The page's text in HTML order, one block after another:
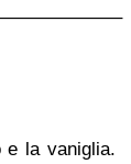
e la vaniglia.